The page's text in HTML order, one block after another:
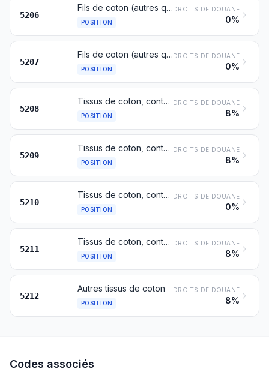
5206
Fils de coton (autres que les fils à coudre), contenant moins de 85 % en poids de coton, non conditionnés pour la vente au détail
POSITION
DROITS DE DOUANE
0%
5207
Fils de coton (autres que les fils à coudre) conditionnés pour la vente au détail
POSITION
DROITS DE DOUANE
0%
5208
Tissus de coton, contenant au moins 85 % en poids de coton, d'un poids n'excédant pas 200 g/m²
POSITION
DROITS DE DOUANE
8%
5209
Tissus de coton, contenant au moins 85 % en poids de coton, d'un poids excédant 200 g/m²
POSITION
DROITS DE DOUANE
8%
5210
Tissus de coton, contenant moins de 85 % en poids de coton, mélangés principalement ou uniquement avec des fibres synthétiques ou artificielles, d'un poids n'excédant pas 200 g/m²
POSITION
DROITS DE DOUANE
0%
5211
Tissus de coton, contenant moins de 85 % en poids de coton, mélangés principalement ou uniquement avec des fibres synthétiques ou artificielles, d'un poids excédant 200 g/m²
POSITION
DROITS DE DOUANE
8%
5212
Autres tissus de coton
POSITION
DROITS DE DOUANE
8%
Codes associés